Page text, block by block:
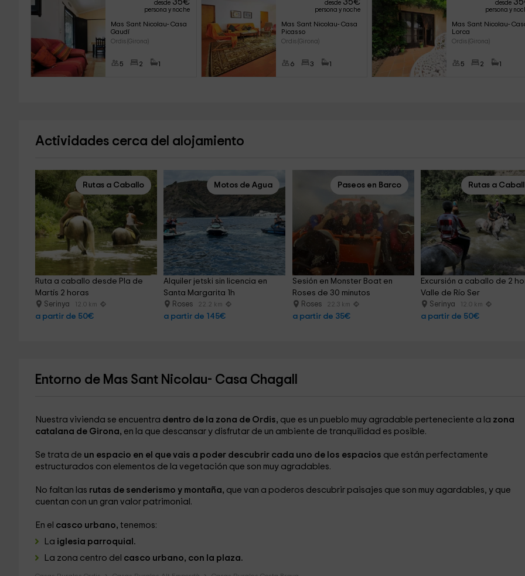
desde 35€
persona y noche
Mas Sant Nicolau- Casa
Gaudí
Ordis (Girona)
5 2 1
desde 35€
persona y noche
Mas Sant Nicolau- Casa
Picasso
Ordis (Girona)
6 3 1
desde 35
persona y
Mas Sant Nicolau-
Lorca
Ordis (Girona)
5 2 1
Actividades cerca del alojamiento
Rutas a Caballo
Ruta a caballo desde Pla de
Martís 2 horas
Serinya 12.0 km
a partir de 50€
Motos de Agua
Alquiler jetski sin licencia en
Santa Margarita 1h
Roses 22.2 km
a partir de 145€
Paseos en Barco
Sesión en Monster Boat en
Roses de 30 minutos
Roses 22.3 km
a partir de 35€
Rutas a
Excursión a caballo de 2
Valle de Río Ser
Serinya 12.0 km
a partir de 50€
Entorno de Mas Sant Nicolau- Casa Chagall
Nuestra vivienda se encuentra dentro de la zona de Ordis, que es un pueblo muy agradable perteneciente a la zona
catalana de Girona, en la que descansar y disfrutar de un ambiente de tranquilidad es posible.
Se trata de un espacio en el que vais a poder descubrir cada uno de los espacios que están perfectamente
estructurados con elementos de la vegetación que son muy agradables.
No faltan las rutas de senderismo y montaña, que van a poderos descubrir paisajes que son muy agardables, y que
cuentan con un gran valor patrimonial.
En el casco urbano, tenemos:
La iglesia parroquial.
La zona centro del casco urbano, con la plaza.